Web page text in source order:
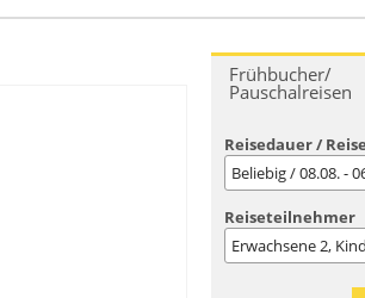
Frühbucher/
Pauschalreisen
Reisedauer /
Beliebig / 08.08. -
Reiseteilnehmer
Erwachsene2,